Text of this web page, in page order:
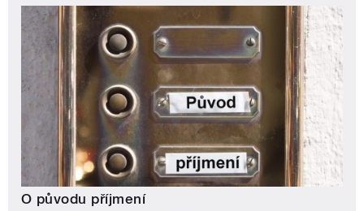
O původu příjmení